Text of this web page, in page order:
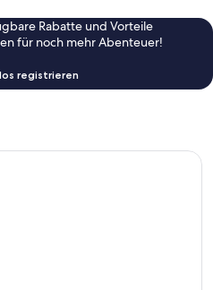
Rabatte und Vorteile
für noch mehr Abenteuer!
registrieren